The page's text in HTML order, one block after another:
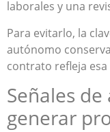
laborales y una
Para evitarlo, la
autónomo
contrato refleja
Señales
generar